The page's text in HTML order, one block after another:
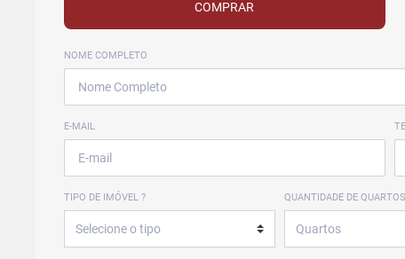
COMPRAR
NOME COMPLETO
E-MAIL
TIPO DE IMÓVEL ? QUANTIDADE DE